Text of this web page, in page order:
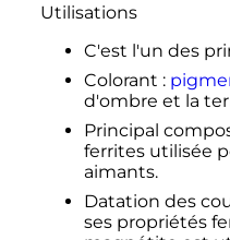
Utilisations
C'est l'un des
Colorant :
d'ombre et la
Principal
ferrites utilisée
aimants.
Datation des
ses propriétés